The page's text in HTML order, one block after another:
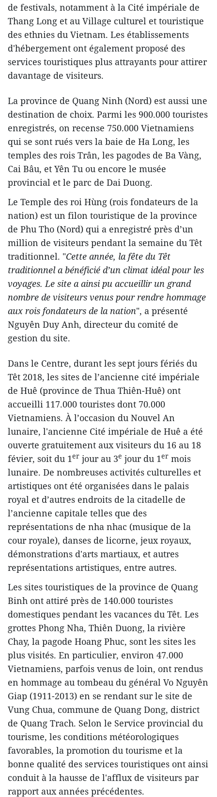
de festivals, notamment à la Cité impériale de
Thang Long et au Village culturel et touristique
des ethnies du Vietnam. Les établissements
d'hébergement ont également proposé des
services touristiques plus attrayants pour attirer
davantage de visiteurs.
La province de Quang Ninh (Nord) est aussi une
destination de choix. Parmi les 900.000 touristes
enregistrés, on recense 750.000 Vietnamiens
qui se sont rués vers la baie de Ha Long, les
temples des rois Trân, les pagodes de Ba Vàng,
Cai Bâu, et Yên Tu ou encore le musée
provincial et le parc de Dai Duong.​
Le Temple des roi Hùng (rois fondateurs de la
nation) est un filon touristique de la province
de Phu Tho (Nord) qui a enregistré près d’un
million de visiteurs pendant la semaine du Têt
traditionnel. "Cette année, la fête du Têt
traditionnel a bénéficié d’un climat idéal pour les
voyages. Le site a ainsi pu accueillir un grand
nombre de visiteurs venus pour rendre hommage
aux rois fondateurs de la nation", a présenté
Nguyên Duy Anh, directeur du comité de
gestion du site.
Dans le Centre, durant les sept jours fériés du
Têt 2018, les sites de l’ancienne cité impériale
de Huê (province de Thua Thiên-Huê) ont
accueilli 117.000 touristes dont 70.000
Vietnamiens. À l’occasion du Nouvel An
lunaire, l'ancienne Cité impériale de Huê a été
ouverte gratuitement aux visiteurs du 16 au 18
févier, soit du 1er jour au 3e jour du 1er mois
lunaire. De nombreuses activités culturelles et
artistiques ont été organisées dans le palais
royal et d’autres endroits de la citadelle de
l’ancienne capitale telles que des
représentations de nha nhac (musique de la
cour royale), danses de licorne, jeux royaux,
démonstrations d'arts martiaux, et autres
représentations artistiques, entre autres.
Les sites touristiques de la province de Quang
Binh ont attiré près de 140.000 touristes
domestiques pendant les vacances du Têt. Les
grottes Phong Nha, Thiên Duong, la rivière
Chay, la pagode Hoang Phuc, sont les sites les
plus visités. En particulier, environ 47.000
Vietnamiens, parfois venus de loin, ont rendus
en hommage au tombeau du général Vo Nguyên
Giap (1911-2013) en se rendant sur le site de
Vung Chua, commune de Quang Dong, district
de Quang Trach. Selon le Service provincial du
tourisme, les conditions météorologiques
favorables, la promotion du tourisme et la
bonne qualité des services touristiques ont ainsi
conduit à la hausse de l'afflux de visiteurs par
rapport aux années précédentes.